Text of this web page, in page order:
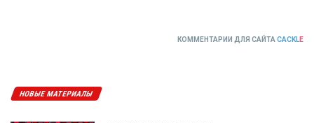
КОММЕНТАРИИ ДЛЯ САЙТА CACKLE
НОВЫЕ МАТЕРИАЛЫ